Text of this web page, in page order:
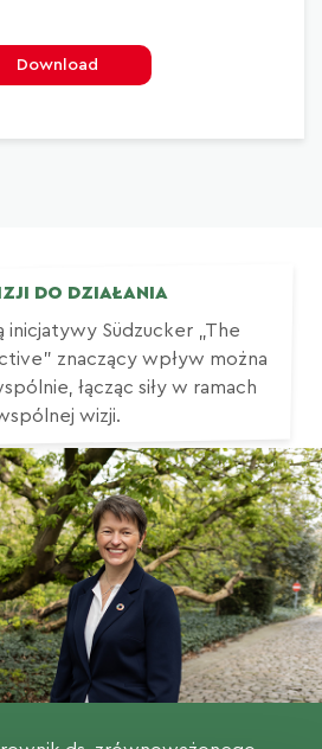
Download
DO DZIAŁANIA
inicjatywy Südzucker „The
znaczący wpływ można
łącząc siły w ramach
wizji.